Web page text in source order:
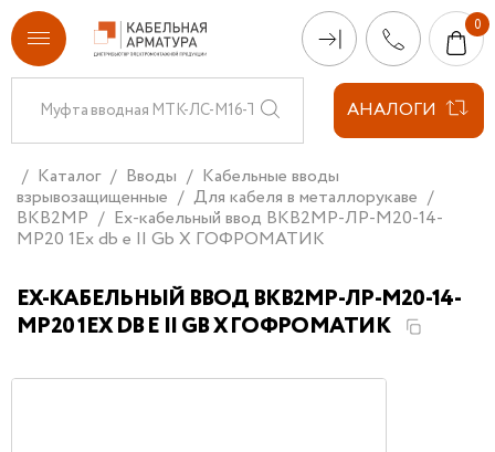
АНАЛОГИ
Каталог Вводы
Кабельные вводы
взрывозащищенные
Для кабеля в металлорукаве
ВКВ2МР
Ех-кабельный ввод ВКВ2МР-ЛР-М20-14-
МР20 1Ex db e II Gb X ГОФРОМАТИК
ЕХ-КАБЕЛЬНЫЙ ВВОД ВКВ2МР-ЛР-М20-14-
МР20 1EX DB E II GB X ГОФРОМАТИК